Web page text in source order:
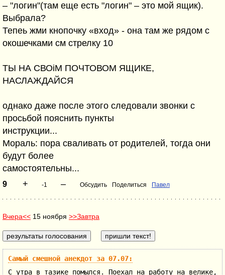
– "логин"(там еще есть "логин" – это мой ящик).
Выбрала?
Тепеь жми кнопочку «вход» - она там же рядом с
окошечками см стрелку 10
ТЫ НА СВОіМ ПОЧТОВОМ ЯЩИКЕ,
НАСЛАЖДАЙСЯ
однако даже после этого следовали звонки с
просьбой пояснить пункты
инструкции...
Мораль: пора сваливать от родителей, тогда они
будут более
самостоятельны...
9 + -1 – Обсудить Поделиться Павел
Вчера<< 15 ноября >>Завтра
Самый смешной анекдот за 07.07:
С утра в тазике помылся. Поехал на работу на велике,